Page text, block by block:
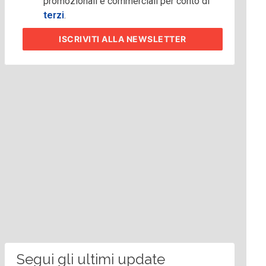
terzi.
ISCRIVITIALLA NEWSLETTER
Segui gli ultimi update